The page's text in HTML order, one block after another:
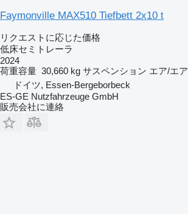
Faymonville MAX510 Tiefbett 2x10 t
リクエストに応じた価格
低床セミトレーラ
2024
荷重容量 30,660 kg サスペンション エア/エア
ドイツ, Essen-Bergeborbeck
ES-GE Nutzfahrzeuge GmbH
販売会社に連絡